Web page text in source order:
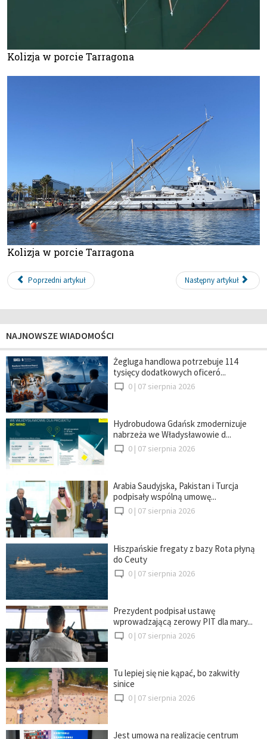
Kolizja w porcie Tarragona
Kolizja w porcie Tarragona
Poprzedni artykuł Następny artykuł
NAJNOWSZE WIADOMOŚCI
Żegluga handlowa potrzebuje 114
tysięcy dodatkowych oficeró...
0 | 07 sierpnia 2026
Hydrobudowa Gdańsk zmodernizuje
nabrzeża we Władysławowie d...
0 | 07 sierpnia 2026
Arabia Saudyjska, Pakistan i Turcja
podpisały wspólną umowę...
0 | 07 sierpnia 2026
Hiszpańskie fregaty z bazy Rota płyną
do Ceuty
0 | 07 sierpnia 2026
Prezydent podpisał ustawę
wprowadzającą zerowy PIT dla mary...
0 | 07 sierpnia 2026
Tu lepiej się nie kąpać, bo zakwitły
sinice
0 | 07 sierpnia 2026
Jest umowa na realizację centrum